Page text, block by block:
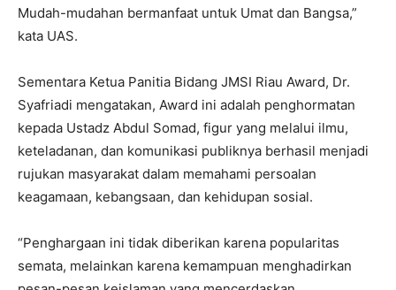
Mudah-mudahan bermanfaat untuk Umat dan Bangsa,”
kata UAS.
Sementara Ketua Panitia Bidang JMSI Riau Award, Dr.
Syafriadi mengatakan, Award ini adalah penghormatan
kepada Ustadz Abdul Somad, figur yang melalui ilmu,
keteladanan, dan komunikasi publiknya berhasil menjadi
rujukan masyarakat dalam memahami persoalan
keagamaan, kebangsaan, dan kehidupan sosial.
“Penghargaan ini tidak diberikan karena popularitas
semata, melainkan karena kemampuan menghadirkan